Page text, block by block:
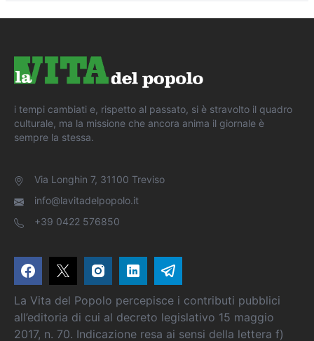
i tempi cambiati e, rispetto al passato, si è stravolto il quadro
culturale, ma la missione che ancora anima il giornale è
sempre la stessa.
Via Longhin 7, 31100 Treviso
info@lavitadelpopolo.it
+39 0422 576850
La Vita del Popolo percepisce i contributi pubblici
all’editoria di cui al decreto legislativo 15 maggio
2017, n. 70. Indicazione resa ai sensi della lettera f)